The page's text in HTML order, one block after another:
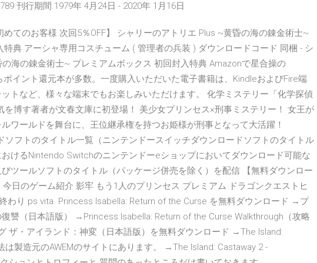
刊行期間 1979年 4月24日 - 2020年 1月16日
めてのお客様 次回5％OFF】 シャリーのアトリエ Plus ~黄昏の海の錬金術士~
典 アーシャ専用コスチューム ( 管理者の兵装 ) ダウンロードコード 同梱 - シ
海の錬金術士~ プレミアムボックス 初回封入特典 Amazonで星合操の
イント還元本が多数。一度購入いただいた電子書籍は、KindleおよびFire端
トなど、様々な端末でもお楽しみいただけます。 化学ミステリー「化学探偵
を博す著者が文春文庫に初登場！ 美少女プリンセス×刑事ミステリー！ 女王が
ワールドを舞台に、王位継承権を持つお姫様が刑事となって大活躍！
ソフトのタイトル一覧（ニンテンドースイッチダウンロードソフトのタイトル
けるNintendo Switchのニンテンドーeショップにおいてダウンロード可能な
びツールソフトのタイトル（パッケージ併売を除く）を配信 【無料ダウンロー
今日のゲーム紹介 影牢 もう1人のプリンセス プレミアム ドラゴンクエストヒ
わり ps vita. Princess Isabella: Return of the Curse を無料ダウンロード →プ
讐（日本語版） →Princess Isabella: Return of the Curse Walkthrough（攻略
ザ・アイランド：神変（日本語版）を無料ダウンロード →The Island:
は製造元のAWEMのサイトにあります。 →The Island: Castaway 2 -